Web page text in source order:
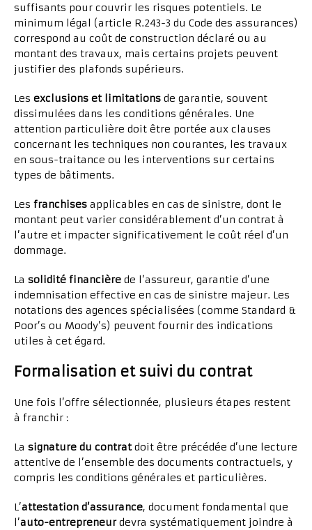
suffisants pour couvrir les risques potentiels. Le
minimum légal (article R.243-3 du Code des assurances)
correspond au coût de construction déclaré ou au
montant des travaux, mais certains projets peuvent
justifier des plafonds supérieurs.
Les exclusions et limitations de garantie, souvent
dissimulées dans les conditions générales. Une
attention particulière doit être portée aux clauses
concernant les techniques non courantes, les travaux
en sous-traitance ou les interventions sur certains
types de bâtiments.
Les franchises applicables en cas de sinistre, dont le
montant peut varier considérablement d’un contrat à
l’autre et impacter significativement le coût réel d’un
dommage.
La solidité financière de l’assureur, garantie d’une
indemnisation effective en cas de sinistre majeur. Les
notations des agences spécialisées (comme Standard &
Poor’s ou Moody’s) peuvent fournir des indications
utiles à cet égard.
Formalisation et suivi du contrat
Une fois l’offre sélectionnée, plusieurs étapes restent
à franchir :
La signature du contratdoit être précédée d’une lecture
attentive de l’ensemble des documents contractuels, y
compris les conditions générales et particulières.
L’attestation d’assurance, document fondamental que
l’auto-entrepreneurdevra systématiquement joindre à